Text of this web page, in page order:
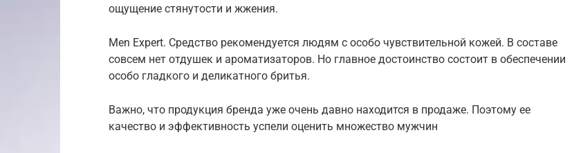
ощущение стянутости и жжения.
Men Expert. Средство рекомендуется людям с особо чувствительной кожей. В составе
совсем нет отдушек и ароматизаторов. Но главное достоинство состоит в обеспечении
особо гладкого и деликатного бритья.
Важно, что продукция бренда уже очень давно находится в продаже. Поэтому ее
качество и эффективность успели оценить множество мужчин